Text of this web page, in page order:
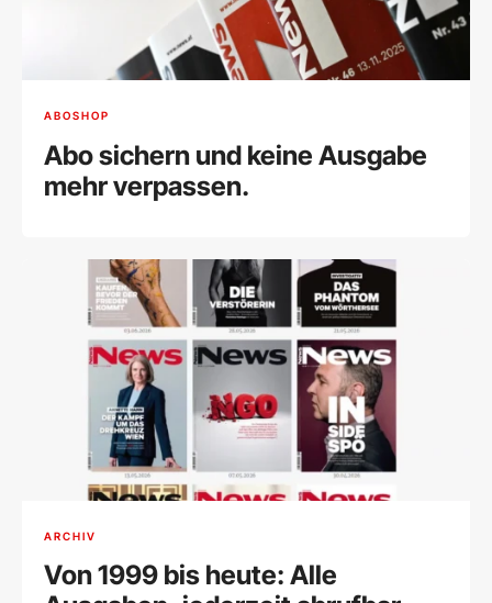
ABOSHOP
Abo sichern und keine Ausgabe
mehr verpassen.
ARCHIV
Von 1999 bis heute: Alle